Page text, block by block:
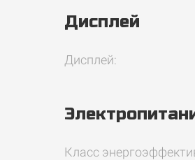
Дисплей
Дисплей:
Класс